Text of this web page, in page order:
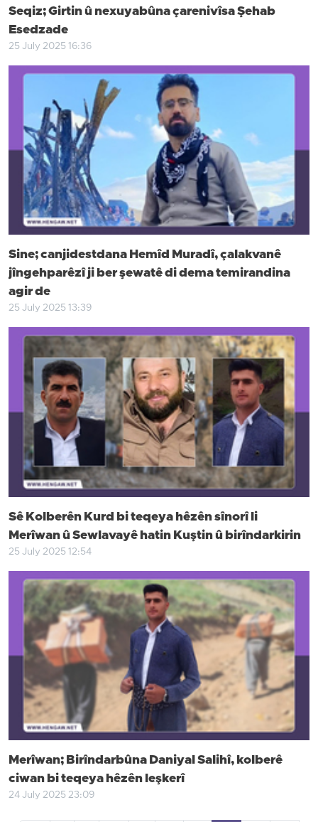
Seqiz; Girtin û nexuyabûna çarenivîsa Şehab
Esedzade
25 July 2025 16:36
Sine; canjidestdana Hemîd Muradî, çalakvanê
jîngehparêzî ji ber şewatê di dema temirandina
agir de
25 July 2025 13:39
Sê Kolberên Kurd bi teqeya hêzên sînorî li
Merîwan û Sewlavayê hatin Kuştin û birîndarkirin
25 July 2025 12:54
Merîwan; Birîndarbûna Daniyal Salihî, kolberê
ciwan bi teqeya hêzên leşkerî
24 July 2025 23:09